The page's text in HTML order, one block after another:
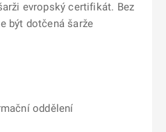
evropský certifikát. Bez
být dotčená šarže
oddělení